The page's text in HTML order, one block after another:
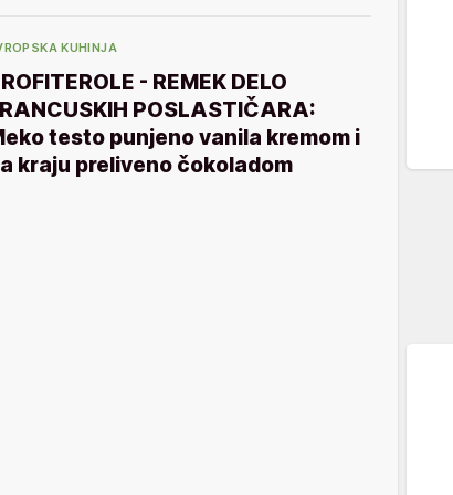
KUHINJA
- REMEK DELO
POSLASTIČARA:
testo punjeno vanila kremom i
kraju preliveno čokoladom